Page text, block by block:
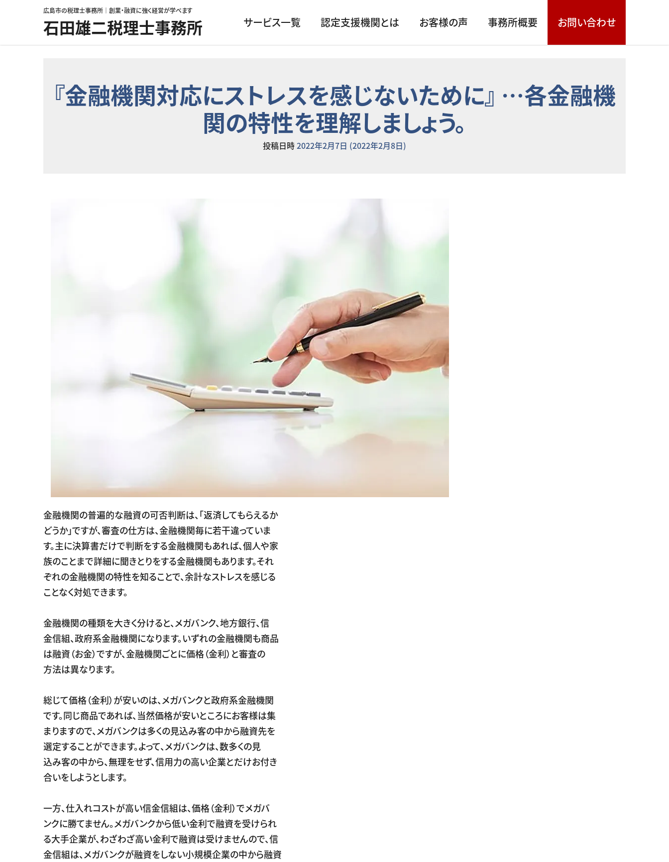
コンテンツへスキップ広島市の税理士事務所｜創業・融資に強く経営が学べます
石田雄二税理士事務所 サービス一覧 認定支援機関とは お客様の声 事務所概要 お問い合わせ
『金融機関対応にストレスを感じないために』 …各金融機
関の特性を理解しましょう。
投稿日時2022年2月7日 (2022年2月8日)
金融機関の普遍的な融資の可否判断は、「返済してもらえるか
どうか」ですが、審査の仕方は、金融機関毎に若干違っていま
す。主に決算書だけで判断をする金融機関もあれば、個人や家
族のことまで詳細に聞きとりをする金融機関もあります。それ
ぞれの金融機関の特性を知ることで、余計なストレスを感じる
ことなく対処できます。
金融機関の種類を大きく分けると、メガバンク、地方銀行、信
金信組、政府系金融機関になります。いずれの金融機関も商品
は融資（お金）ですが、金融機関ごとに価格（金利）と審査の
方法は異なります。
総じて価格（金利）が安いのは、メガバンクと政府系金融機関
です。同じ商品であれば、当然価格が安いところにお客様は集
まりますので、メガバンクは多くの見込み客の中から融資先を
選定することができます。よって、メガバンクは、数多くの見
込み客の中から、無理をせず、信用力の高い企業とだけお付き
合いをしようとします。
一方、仕入れコストが高い信金信組は、価格（金利）でメガバ
ンクに勝てません。メガバンクから低い金利で融資を受けられ
る大手企業が、わざわざ高い金利で融資は受けませんので、信
金信組は、メガバンクが融資をしない小規模企業の中から融資